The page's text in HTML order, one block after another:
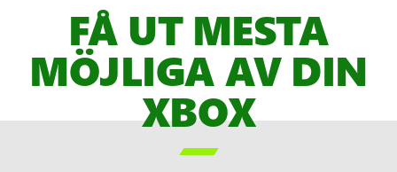
PLATSHÅLLARE
FÅ UT MESTA
MÖJLIGA AV DIN
XBOX
